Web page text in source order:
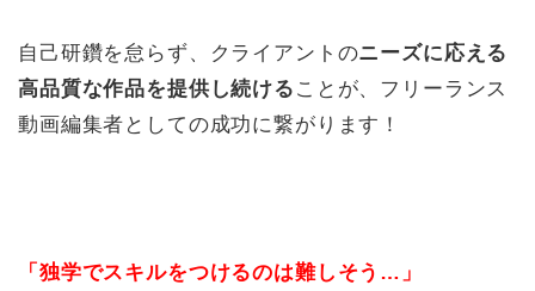
自己研鑽を怠らず、クライアントのニーズに応える
高品質な作品を提供し続ける ことが、フリーランス
動画編集者としての成功に繋がります！
「独学でスキルをつけるのは難しそう…」